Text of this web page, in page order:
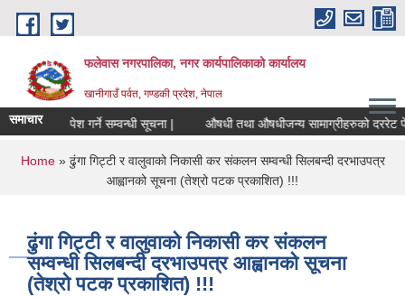
Skip to main content
फलेवास नगरपालिका, नगर कार्यपालिकाको कार्यालय
खानीगाउँ पर्वत, गण्डकी प्रदेश, नेपाल
समाचार
मूल्य सूची पेश गर्ने सम्वन्धी सूचना | औषधी तथा औषधीजन्य सामाग्रीहरुको दररेट पेश
You are here
Home» ढुंगा गिट्टी र वालुवाको निकासी कर संकलन सम्वन्धी सिलबन्दी दरभाउपत्र
आह्वानको सूचना (तेश्रो पटक प्रकाशित) !!!
ढुंगा गिट्टी र वालुवाको निकासी कर संकलन
सम्वन्धी सिलबन्दी दरभाउपत्र आह्वानको सूचना
(तेश्रो पटक प्रकाशित) !!!